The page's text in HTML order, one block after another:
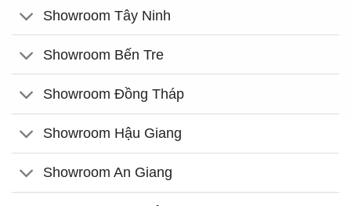
Showroom Tây Ninh
Showroom Bến Tre
Showroom Đồng Tháp
Showroom Hậu Giang
Showroom An Giang